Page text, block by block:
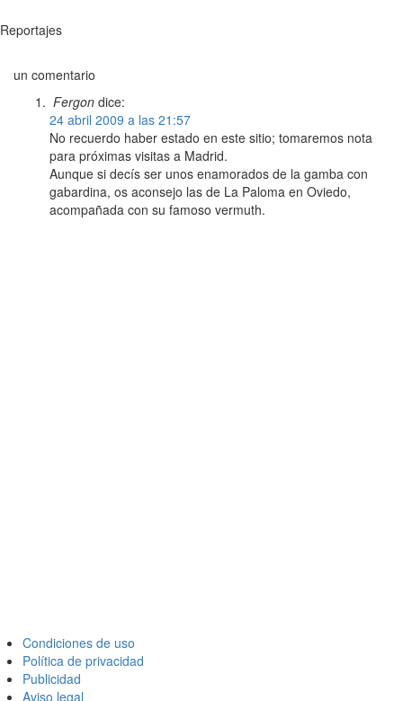
Reportajes
un comentario
Fergon dice:
24 abril 2009 a las 21:57
No recuerdo haber estado en este sitio; tomaremos nota
para próximas visitas a Madrid.
Aunque si decís ser unos enamorados de la gamba con
gabardina, os aconsejo las de La Paloma en Oviedo,
acompañada con su famoso vermuth.
Condiciones de uso
Política de privacidad
Publicidad
Aviso legal